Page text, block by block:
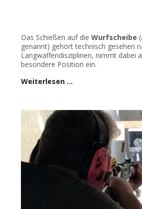
Das Schießen auf die Wurfscheibe
genannt) gehört technisch gesehen
Langwaffendisziplinen, nimmt dabei
besondere Position ein.
Weiterlesen …